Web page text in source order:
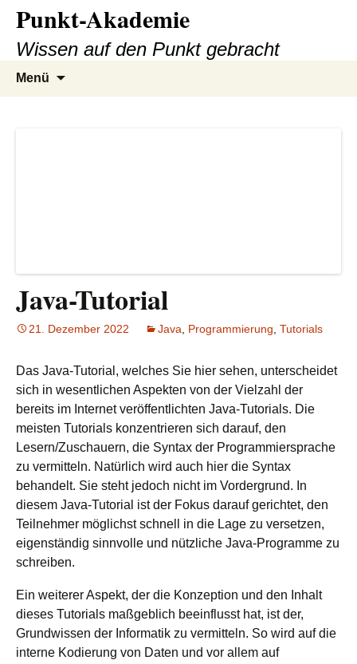
Zum
Inhalt
springen
Punkt-Akademie
Wissen auf den Punkt gebracht
Menü
Java-Tutorial
21. Dezember 2022 Java, Programmierung, Tutorials
Das Java-Tutorial, welches Sie hier sehen, unterscheidet
sich in wesentlichen Aspekten von der Vielzahl der
bereits im Internet veröffentlichten Java-Tutorials. Die
meisten Tutorials konzentrieren sich darauf, den
Lesern/Zuschauern, die Syntax der Programmiersprache
zu vermitteln. Natürlich wird auch hier die Syntax
behandelt. Sie steht jedoch nicht im Vordergrund. In
diesem Java-Tutorial ist der Fokus darauf gerichtet, den
Teilnehmer möglichst schnell in die Lage zu versetzen,
eigenständig sinnvolle und nützliche Java-Programme zu
schreiben.
Ein weiterer Aspekt, der die Konzeption und den Inhalt
dieses Tutorials maßgeblich beeinflusst hat, ist der,
Grundwissen der Informatik zu vermitteln. So wird auf die
interne Kodierung von Daten und vor allem auf